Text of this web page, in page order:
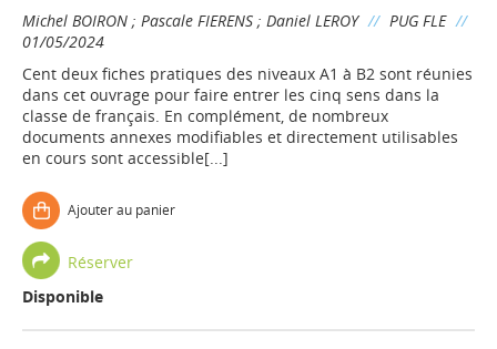
Michel BOIRON ; Pascale FIERENS ; Daniel LEROY // PUG FLE //
01/05/2024
Cent deux fiches pratiques des niveaux A1 à B2 sont réunies
dans cet ouvrage pour faire entrer les cinq sens dans la
classe de français. En complément, de nombreux
documents annexes modifiables et directement utilisables
en cours sont accessible[...]
Ajouter au panier
Réserver
Disponible